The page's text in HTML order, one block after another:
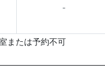
-
または予約不可